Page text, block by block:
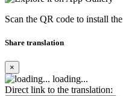
Scan the QR code to install
Share translation
×
loading...
Direct link to the translation: